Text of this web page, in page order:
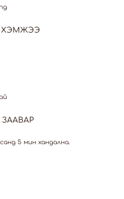
ХЭМЖЭЭ
5 мин хандална.